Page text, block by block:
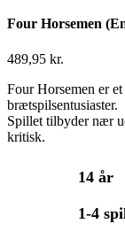
Four Horsemen
489,95 kr.
Four Horsemen er
brætspilsentusiaster.
Spillet tilbyder nær
kritisk.
14 år
1-4